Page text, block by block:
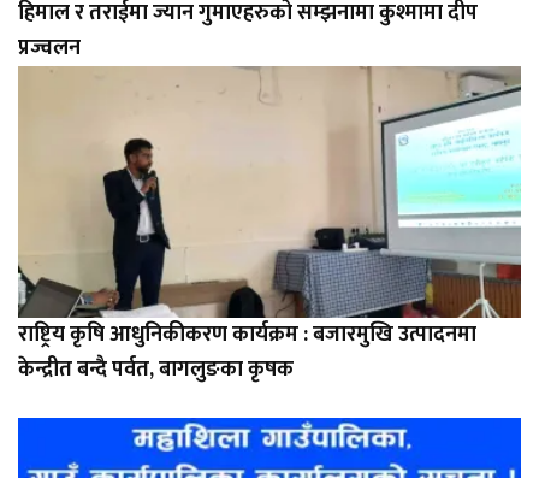
हिमाल र तराईमा ज्यान गुमाएहरुको सम्झनामा कुश्मामा दीप
प्रज्वलन
राष्ट्रिय कृषि आधुनिकीकरण कार्यक्रम : बजारमुखि उत्पादनमा
केन्द्रीत बन्दै पर्वत, बागलुङका कृषक